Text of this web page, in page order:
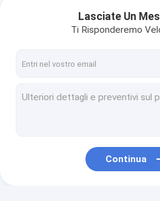
Serratura centrale del cassetto
Serratura di porta di vetro
Serratura del fermo della pagaia
Lasciate Un
Ti Risponderemo
Continua